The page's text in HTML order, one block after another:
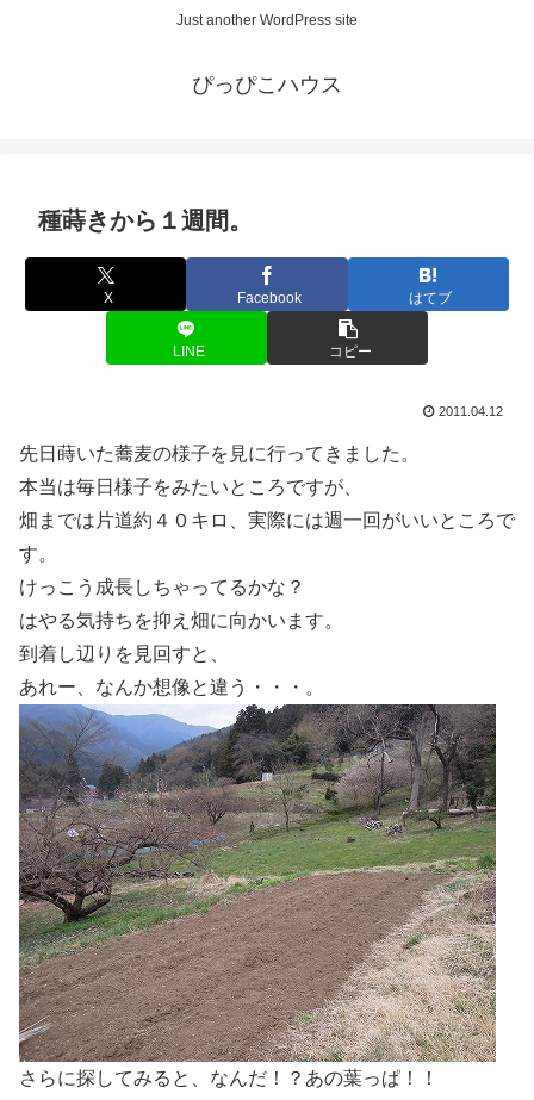
Just another WordPress site
ぴっぴこハウス
種蒔きから１週間。
X Facebook はてブ
LINE コピー
2011.04.12
先日蒔いた蕎麦の様子を見に行ってきました。
本当は毎日様子をみたいところですが、
畑までは片道約４０キロ、実際には週一回がいいところで
す。
けっこう成長しちゃってるかな？
はやる気持ちを抑え畑に向かいます。
到着し辺りを見回すと、
あれー、なんか想像と違う・・・。
さらに探してみると、なんだ！？あの葉っぱ！！